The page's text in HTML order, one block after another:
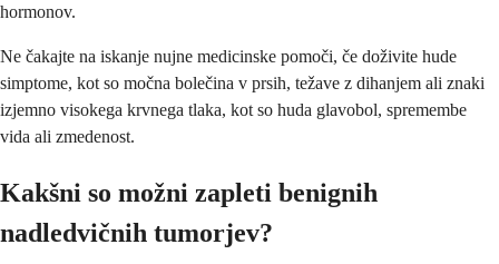
hormonov.
Ne čakajte na iskanje nujne medicinske pomoči, če doživite hude
simptome, kot so močna bolečina v prsih, težave z dihanjem ali znaki
izjemno visokega krvnega tlaka, kot so huda glavobol, spremembe
vida ali zmedenost.
Kakšni so možni zapleti benignih
nadledvičnih tumorjev?